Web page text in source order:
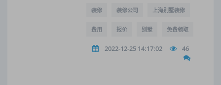
装修 装修公司 上海别墅装修
费用 报价 别墅 免费领取
2022-12-25 14:17:02 46